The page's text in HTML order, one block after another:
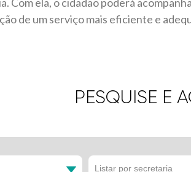
de um serviço mais eficiente e
PESQUISE E
Listar por secretaria